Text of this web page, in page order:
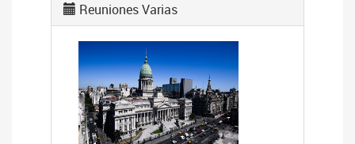
Reuniones Varias